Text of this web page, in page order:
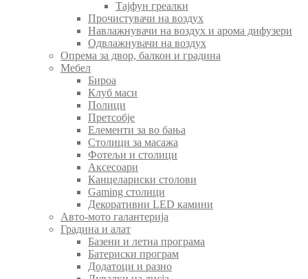
Тајфун греалки
Прочистувачи на воздух
Навлажнувачи на воздух и арома дифузери
Одвлажнувачи на воздух
Опрема за двор, балкон и градина
Мебел
Бироа
Клуб маси
Полици
Претсобје
Елементи за во бања
Столици за масажа
Фотељи и столици
Аксесоари
Канцелариски столови
Gaming столици
Декоративни LED камини
Авто-мото галантерија
Градина и алат
Базени и летна програма
Батериски програм
Додатоци и разно